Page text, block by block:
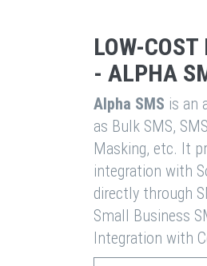
LOW-
- ALPHA
Alpha SMS is an
as Bulk SMS,
Masking, etc. It
integration with
directly through
Small Business
Integration with